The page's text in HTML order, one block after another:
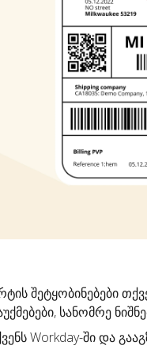
შეტყობინებები
სანომრე
Workday-ში და